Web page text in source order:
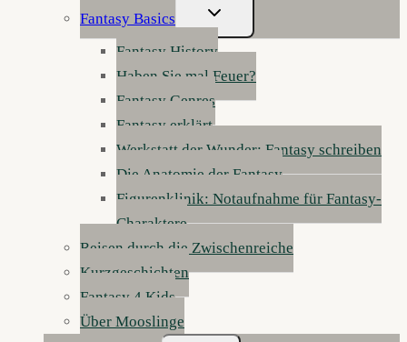
Fantasy Basics
Untermenü
Umschalten
Fantasy History
Haben Sie mal Feuer?
Fantasy Genres
Fantasy erklärt
Werkstatt der Wunder: Fantasy schreiben
Die Anatomie der Fantasy
Figurenklinik: Notaufnahme für Fantasy-
Charaktere
Reisen durch die Zwischenreiche
Kurzgeschichten
Fantasy 4 Kids
Über Mooslinge